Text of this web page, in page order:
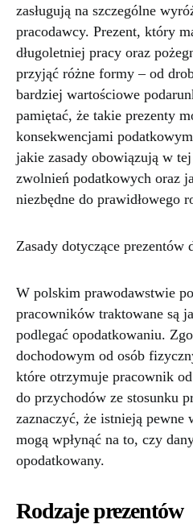
zasługują na szczególne
pracodawcy. Prezent, który
długoletniej pracy oraz
przyjąć różne formy – od
bardziej wartościowe
pamiętać, że takie prezenty
konsekwencjami
jakie zasady obowiązują w
zwolnień podatkowych oraz
niezbędne do prawidłowego
Zasady dotyczące prezentów
W polskim prawodawstwie
pracowników traktowane są
podlegać opodatkowaniu.
dochodowym od osób
które otrzymuje pracownik
do przychodów ze stosunku
zaznaczyć, że istnieją
mogą wpłynąć na to, czy
opodatkowany.
Rodzaje prezentów